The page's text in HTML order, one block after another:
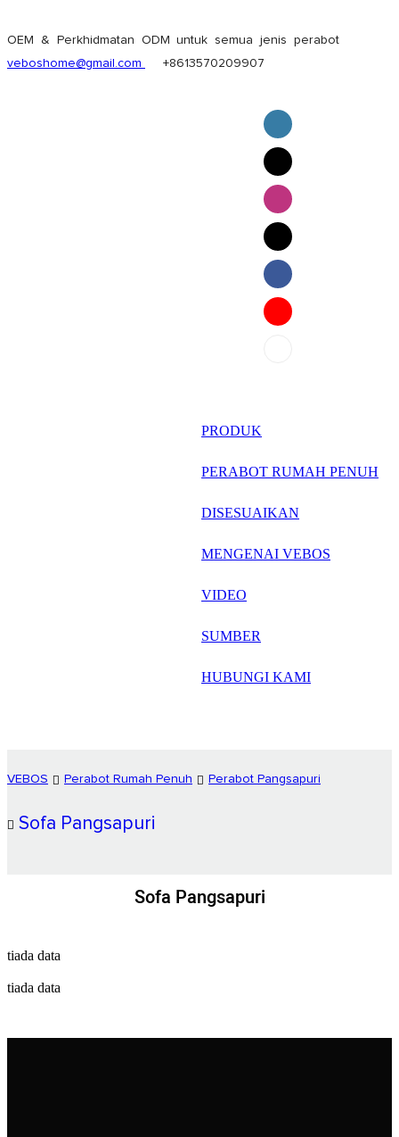
OEM & Perkhidmatan ODM untuk semua jenis perabot
veboshome@gmail.com
+8613570209907
English
Pilipino
ภาษาไทย
français
العربية
PRODUK
PERABOT RUMAH PENUH
DISESUAIKAN
MENGENAI VEBOS
VIDEO
SUMBER
HUBUNGI KAMI
VEBOS Perabot Rumah Penuh Perabot Pangsapuri
Sofa Pangsapuri
Sofa Pangsapuri
tiada data
tiada data